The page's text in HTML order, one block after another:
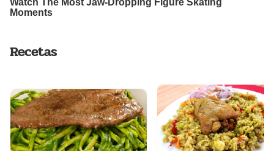
Recetas